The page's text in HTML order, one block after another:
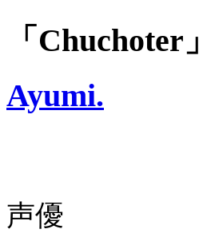
「Chuchoter」
Ayumi.
声優